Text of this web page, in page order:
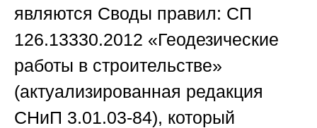
являются Своды правил: СП
126.13330.2012 «Геодезические
работы в строительстве»
(актуализированная редакция
СНиП 3.01.03-84), который